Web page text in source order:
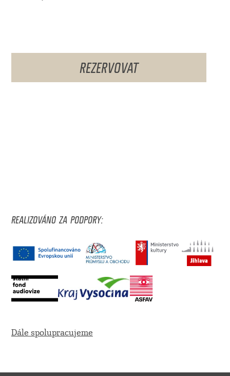
REZERVOVAT
REALIZOVÁNO ZA PODPORY:
Dále spolupracujeme